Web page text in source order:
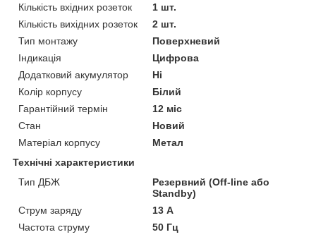
Кількість вхідних розеток
1 шт.
Кількість вихідних розеток
2 шт.
Тип монтажу
Поверхневий
Індикація
Цифрова
Додатковий акумулятор
Ні
Колір корпусу
Білий
Гарантійний термін
12 міс
Стан
Новий
Матеріал корпусу
Метал
Технічні характеристики
Тип ДБЖ
Резервний (Off-line або
Standby)
Струм заряду
13 А
Частота струму
50 Гц